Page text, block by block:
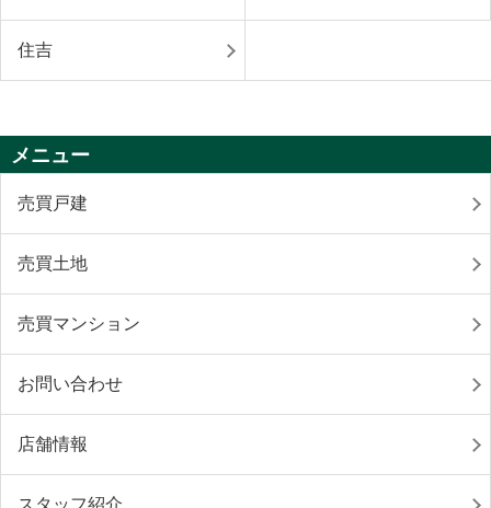
住吉
メニュー
売買戸建
売買土地
売買マンション
お問い合わせ
店舗情報
スタッフ紹介